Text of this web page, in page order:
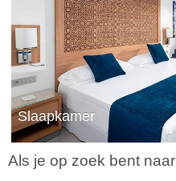
Slaapkamer
Als je op zoek bent